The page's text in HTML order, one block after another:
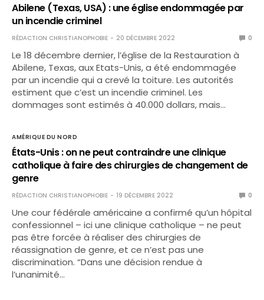
Abilene (Texas, USA) : une église endommagée par
un incendie criminel
RÉDACTION CHRISTIANOPHOBIE 20 DÉCEMBRE 2022 0
Le 18 décembre dernier, l’église de la Restauration à
Abilene, Texas, aux Etats-Unis, a été endommagée
par un incendie qui a crevé la toiture. Les autorités
estiment que c’est un incendie criminel. Les
dommages sont estimés à 40.000 dollars, mais…
AMÉRIQUE DU NORD
États-Unis : on ne peut contraindre une clinique
catholique à faire des chirurgies de changement de
genre
RÉDACTION CHRISTIANOPHOBIE 19 DÉCEMBRE 2022 0
Une cour fédérale américaine a confirmé qu’un hôpital
confessionnel – ici une clinique catholique – ne peut
pas être forcée à réaliser des chirurgies de
réassignation de genre, et ce n’est pas une
discrimination. “Dans une décision rendue à
l’unanimité…